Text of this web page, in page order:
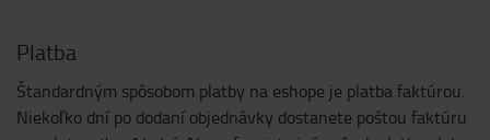
Platba
Štandardným spôsobom platby na eshope je platba faktúrou.
Niekoľko dní po dodaní objednávky dostanete poštou faktúru